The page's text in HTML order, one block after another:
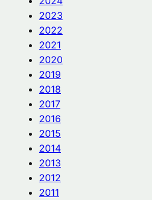
2023
2022
2021
2020
2019
2018
2017
2016
2015
2014
2013
2012
2011